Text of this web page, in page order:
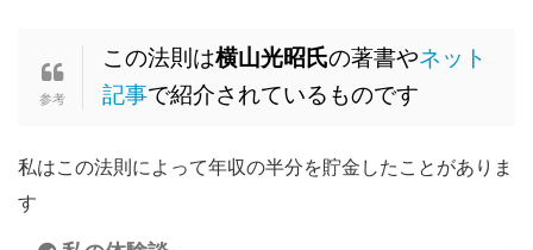
この法則は横山光昭氏の著書やネット
記事で紹介されているものです
私はこの法則によって年収の半分を貯金したことがありま
す